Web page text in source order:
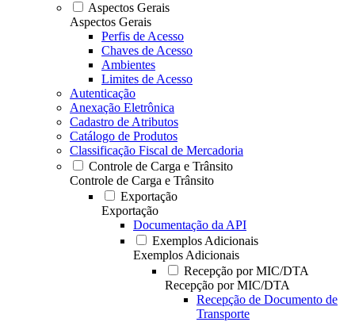
Aspectos Gerais
Aspectos Gerais
Perfis de Acesso
Chaves de Acesso
Ambientes
Limites de Acesso
Autenticação
Anexação Eletrônica
Cadastro de Atributos
Catálogo de Produtos
Classificação Fiscal de Mercadoria
Controle de Carga e Trânsito
Controle de Carga e Trânsito
Exportação
Exportação
Documentação da API
Exemplos Adicionais
Exemplos Adicionais
Recepção por MIC/DTA
Recepção por MIC/DTA
Recepção de Documento de
Transporte